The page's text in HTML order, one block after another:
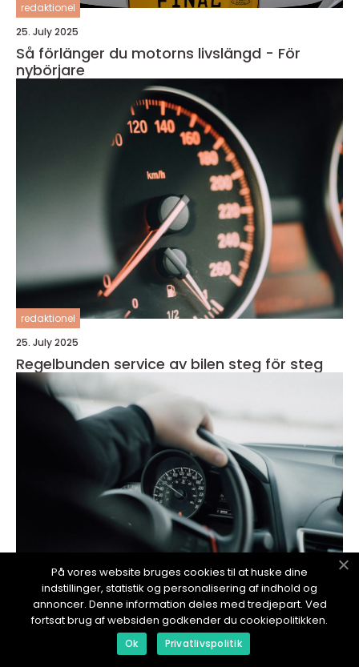
redaktionel
25. July 2025
Så förlänger du motorns livslängd - För
nybörjare
redaktionel
25. July 2025
Regelbunden service av bilen steg för steg
redaktionel
Så upptäcker du små problem innan de blir
På vores website bruges cookies til at huske dine
indstillinger, statistik og personalisering af indhold og
annoncer. Denne information deles med tredjepart. Ved
fortsat brug af websiden godkender du cookiepolitikken.
Ok Privatlivspolitik